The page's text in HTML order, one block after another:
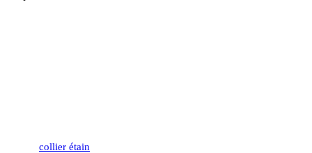
collier étain